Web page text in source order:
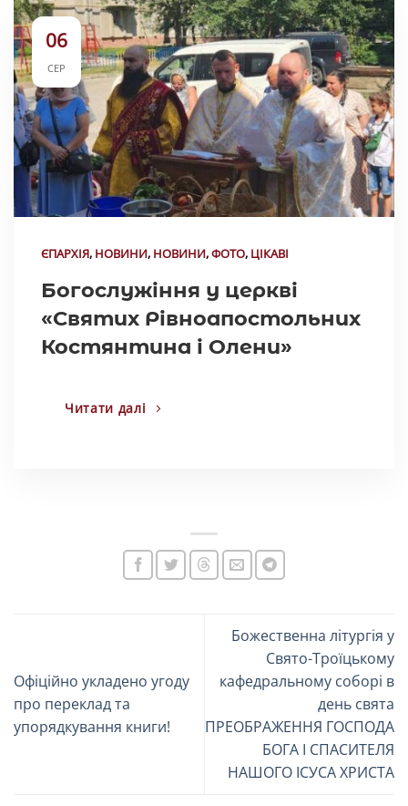
06
СЕР
ЄПАРХІЯ, НОВИНИ, НОВИНИ,ФОТО, ЦІКАВІ
Богослужіння у церкві
«Святих Рівноапостольних
Костянтина і Олени»
Читати далі
Офіційно укладено угоду
про переклад та
упорядкування книги!
Божественна літургія у
Свято-Троїцькому
кафедральному соборі в
день свята
ПРЕОБРАЖЕННЯ ГОСПОДА
БОГА І СПАСИТЕЛЯ
НАШОГО ІСУСА ХРИСТА